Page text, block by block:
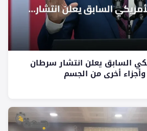
السابق يعلن انتشار سرطان
أخرى من الجسم